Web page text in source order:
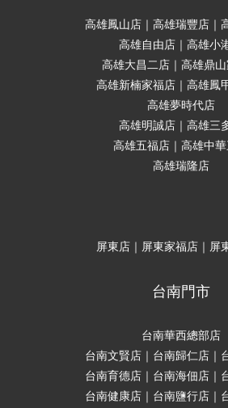
高雄鳳山店｜高雄瑞豐店｜
高雄自由店｜高雄小
高雄大昌二店｜高雄鼎
高雄新楠家福店｜高雄鳳
高雄夢時代店
高雄明誠店｜高雄三
高雄五福店｜高雄中
高雄瑞隆店
屏東店｜屏東家福店｜屏
台南門市
台南華西總部店
台南文賢店｜台南歸仁店｜
台南育德店｜台南海佃店｜
台南健康店｜台南鹽行店｜